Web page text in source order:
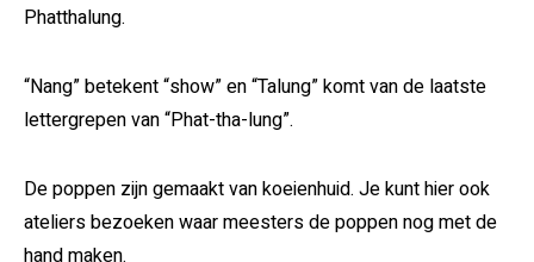
Phatthalung.
“Nang” betekent “show” en “Talung” komt van de laatste
lettergrepen van “Phat-tha-lung”.
De poppen zijn gemaakt van koeienhuid. Je kunt hier ook
ateliers bezoeken waar meesters de poppen nog met de
hand maken.